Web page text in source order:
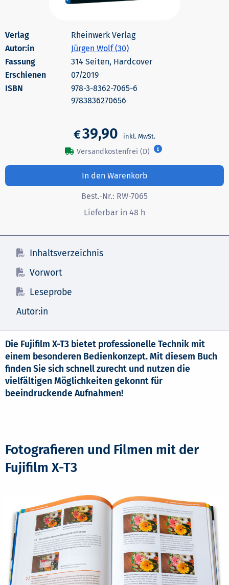
Rheinwerk Verlag
Autor:in
Jürgen Wolf (30)
314 Seiten, Hardcover
Erschienen
07/2019
978-3-8362-7065-6
9783836270656
€39,90
Versandkostenfrei (D)
In den Warenkorb
Best.-Nr.: RW-7065
Lieferbar in 48 h
Inhaltsverzeichnis
Vorwort
Leseprobe
Autor:in
Die Fujifilm X-T3 bietet professionelle Technik mit
einem besonderen Bedienkonzept. Mit diesem Buch
finden Sie sich schnell zurecht und nutzen die
vielfältigen Möglichkeiten gekonnt für
beeindruckende Aufnahmen!
Fotografieren und Filmen mit der
Fujifilm X-T3